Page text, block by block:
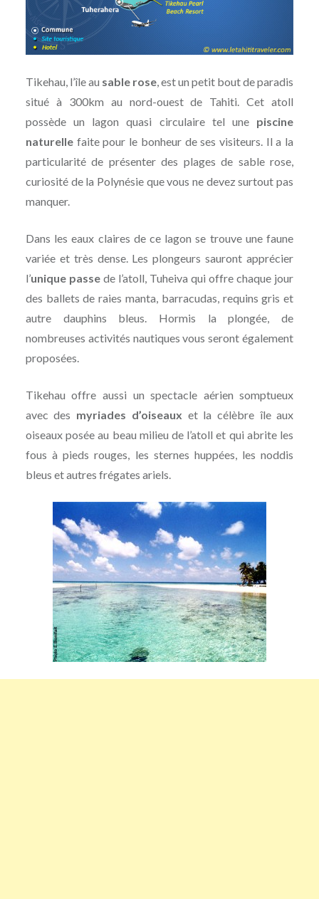
Tikehau, l’île au sable rose, est un petit bout de paradis
situé à 300km au nord-ouest de Tahiti. Cet atoll
possède un lagon quasi circulaire tel une piscine
naturellefaite pour le bonheur de ses visiteurs. Il a la
particularité de présenter des plages de sable rose,
curiosité de la Polynésie que vous ne devez surtout pas
manquer.
Dans les eaux claires de ce lagon se trouve une faune
variée et très dense. Les plongeurs sauront apprécier
l’unique passede l’atoll, Tuheiva qui offre chaque jour
des ballets de raies manta, barracudas, requins gris et
autre dauphins bleus. Hormis la plongée, de
nombreuses activités nautiques vous seront également
proposées.
Tikehau offre aussi un spectacle aérien somptueux
avec des myriades d’oiseaux et la célèbre île aux
oiseaux posée au beau milieu de l’atoll et qui abrite les
fous à pieds rouges, les sternes huppées, les noddis
bleus et autres frégates ariels.